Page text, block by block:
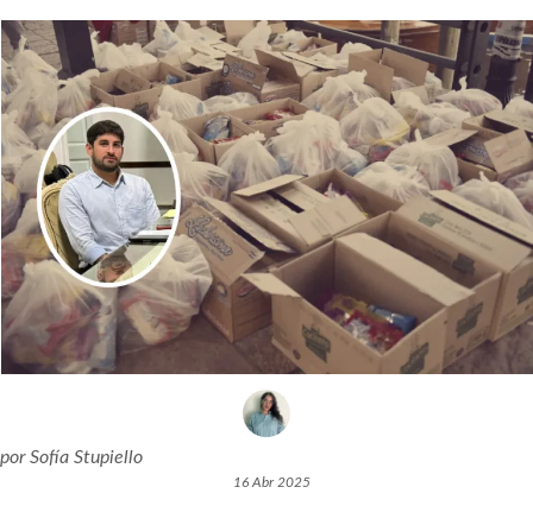
porSofía Stupiello
16 Abr 2025